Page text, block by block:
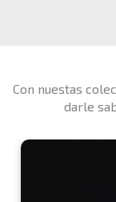
Con nuestas
darle